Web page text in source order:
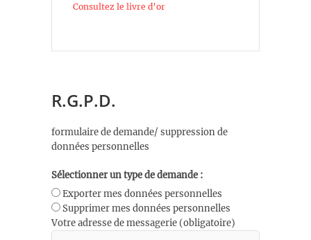
Consultez le livre d’or
R.G.P.D.
formulaire de demande/ suppression de
données personnelles
Sélectionner un type de demande :
Exporter mes données personnelles
Supprimer mes données personnelles
Votre adresse de messagerie (obligatoire)